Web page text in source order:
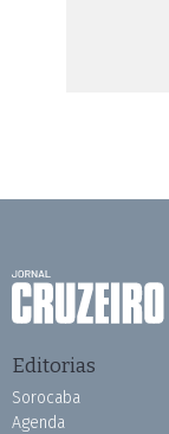
Editorias
Sorocaba
Agenda